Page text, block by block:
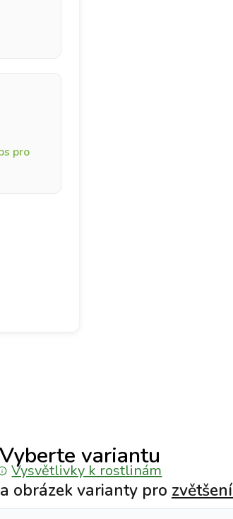
pro
Vyberte variantu
Vysvětlivky k rostlinám
obrázek varianty pro zvětšení